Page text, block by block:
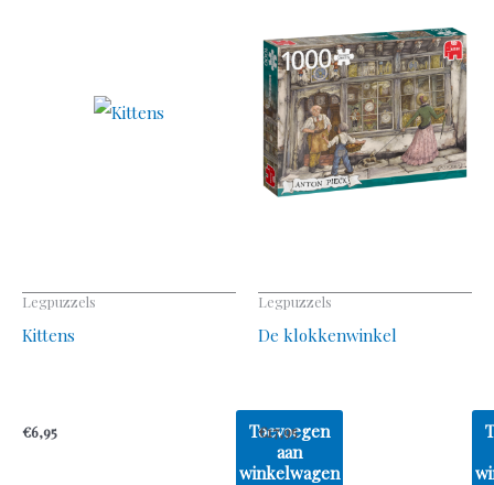
Legpuzzels
Kittens
€6,95
Toevoegen
aan
winkelwagen
Legpuzzels
De klokkenwinkel
€17,95